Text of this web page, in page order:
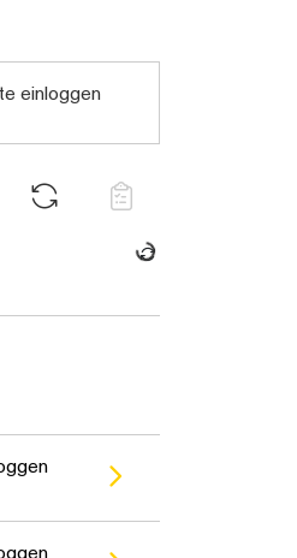
einloggen
geladen. Bitte warten...